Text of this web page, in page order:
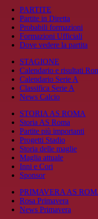
PARTITE
Partite in Diretta
Probabili formazioni
Formazioni Ufficiali
Dove vedere la partita
STAGIONE
Calendario e risultati
Calendario Serie A
Classifica Serie A
News Calcio
STORIA AS ROMA
Storia AS Roma
Partite più importanti
Progetti Stadio
Storia delle maglie
Maglia attuale
Inni e Cori
Sponsor
PRIMAVERA AS
Rosa Primavera
News Primavera